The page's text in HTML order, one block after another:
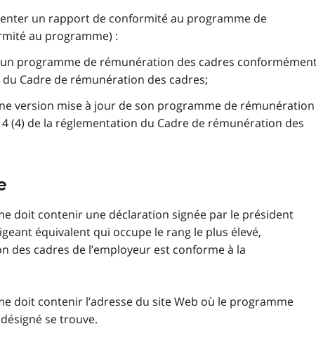
un rapport de conformité au programme de
au programme) :
programme de rémunération des cadres
Cadre de rémunération des cadres;
version mise à jour de son programme de
(4) de la réglementation du Cadre de rémunération des
doit contenir une déclaration signée par le président
équivalent qui occupe le rang le plus élevé,
cadres de l’employeur est conforme à la
doit contenir l’adresse du site Web où le programme
se trouve.